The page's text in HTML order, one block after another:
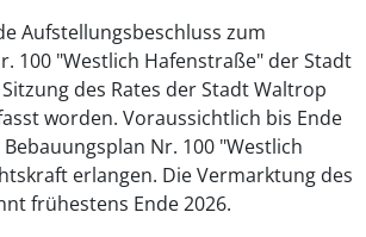
Aufstellungsbeschluss zum
100 "Westlich Hafenstraße" der Stadt
des Rates der Stadt Waltrop
worden. Voraussichtlich bis Ende
Nr. 100 "Westlich
erlangen. Die Vermarktung des
frühestens Ende 2026.